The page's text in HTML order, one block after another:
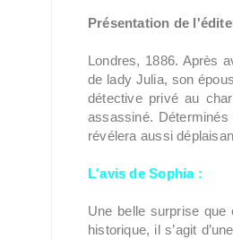
Présentation de
Londres, 1886. Après
de lady Julia, son
détective privé au
assassiné.
révélera aussi
L'avis de Sophia :
Une belle surprise que
historique, il s’agit